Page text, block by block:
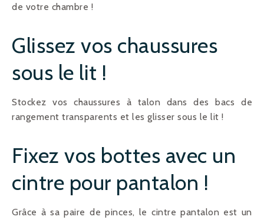
de votre chambre !
Glissez vos chaussures
sous le lit !
Stockez vos chaussures à talon dans des bacs de
rangement transparents et les glisser sous le lit !
Fixez vos bottes avec un
cintre pour pantalon !
Grâce à sa paire de pinces, le cintre pantalon est un